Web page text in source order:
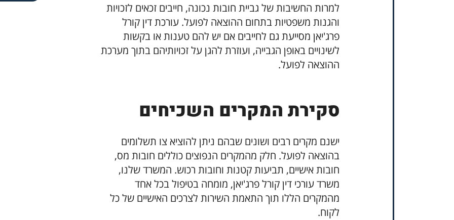
למרות החשיבות של גביית חובות נכונה, חייבים זכאים לזכויות
והגנות משפטיות בתחום ההוצאה לפועל. עורכת דין קורל
פרג'יאן מסייעת גם לחייבים אם יש להם טענות או בקשות
לשינויים באופן הגבייה, ועוזרת להגן על זכויותיהם בתוך מערכת
ההוצאה לפועל.
סקירת המקרים השכיחים
ישנם מקרים רבים ושונים שבהם ניתן להוציא צו תשלומים
בהוצאה לפועל. חלק מהמקרים הנפוצים כוללים חובות מס,
חובות אישיים, תביעות קטנות וחובות רכוש. המשרד שלנו,
משרד עורכי דין קורל פרג'יאן, מומחה בטיפול בכל אחד
מהמקרים הללו תוך התאמת השירות לצרכים האישיים של כל
לקוח.